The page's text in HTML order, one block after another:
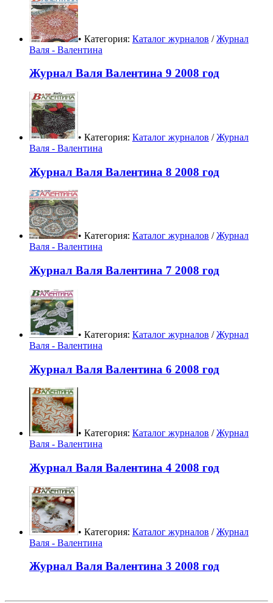
• Категория: Каталог журналов /Журнал
Валя - Валентина
Журнал Валя Валентина 9 2008 год
• Категория: Каталог журналов /Журнал
Валя - Валентина
Журнал Валя Валентина 8 2008 год
• Категория: Каталог журналов /Журнал
Валя - Валентина
Журнал Валя Валентина 7 2008 год
• Категория: Каталог журналов /Журнал
Валя - Валентина
Журнал Валя Валентина 6 2008 год
• Категория: Каталог журналов /Журнал
Валя - Валентина
Журнал Валя Валентина 4 2008 год
• Категория: Каталог журналов /Журнал
Валя - Валентина
Журнал Валя Валентина 3 2008 год